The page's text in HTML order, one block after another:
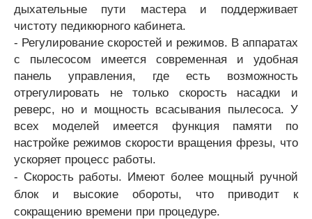
дыхательные пути мастера и поддерживает
чистоту педикюрного кабинета.
- Регулирование скоростей и режимов. В аппаратах
с пылесосом имеется современная и удобная
панель управления, где есть возможность
отрегулировать не только скорость насадки и
реверс, но и мощность всасывания пылесоса. У
всех моделей имеется функция памяти по
настройке режимов скорости вращения фрезы, что
ускоряет процесс работы.
- Скорость работы. Имеют более мощный ручной
блок и высокие обороты, что приводит к
сокращению времени при процедуре.